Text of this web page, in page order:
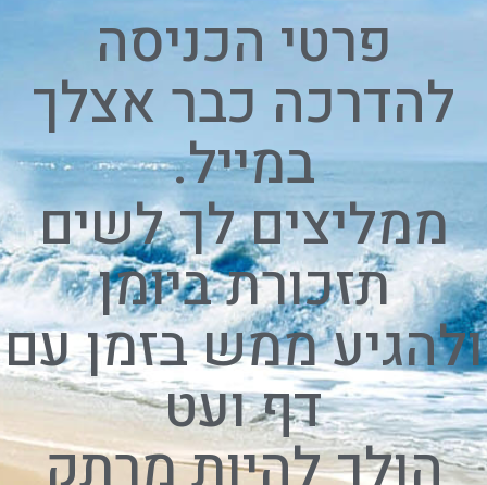
פרטי הכניסה
להדרכה כבר אצלך
במייל.
ממליצים לך לשים
תזכורת ביומן
ולהגיע ממש בזמן עם
דף ועט